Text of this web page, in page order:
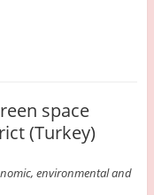
space
(Turkey)
environmental and